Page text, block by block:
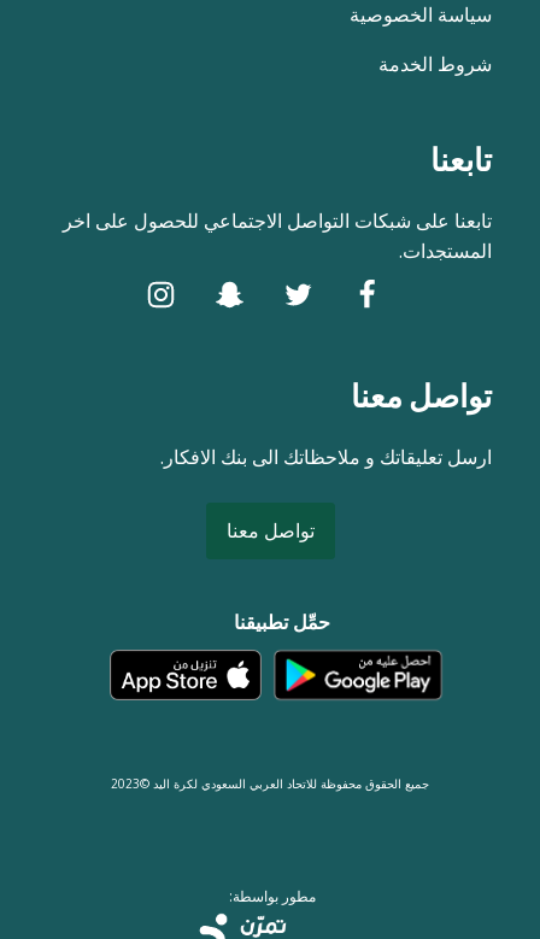
سياسة الخصوصية
شروط الخدمة
تابعنا
تابعنا على شبكات التواصل الاجتماعي للحصول على اخر
المستجدات.
تواصل معنا
ارسل تعليقاتك و ملاحظاتك الى بنك الافكار.
تواصل معنا
حمِّل تطبيقنا
جميع الحقوق محفوظة للاتحاد العربي السعودي لكرة اليد ©2023
مطور بواسطة: